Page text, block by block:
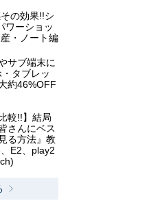
の効果!!シ
ワーショッ
・ノート編
サブ端末に
タブレッ
約46%OFF
較!!】結局
さんにベス
る方法』教
E2、play2